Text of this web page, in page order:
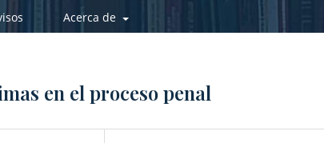
Acerca de
en el proceso penal